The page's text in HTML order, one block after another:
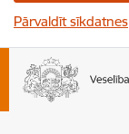
Pārvaldīt sīkdatnes